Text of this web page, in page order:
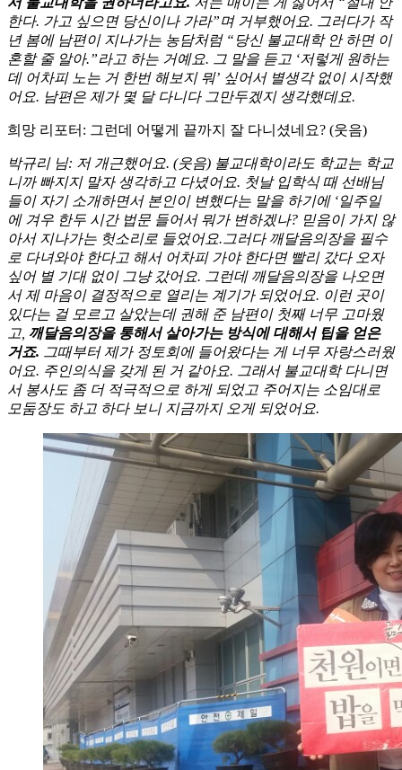
한다. 가고 싶으면 당신이나 가라”며 거부했어요. 그러다가 작
년 봄에 남편이 지나가는 농담처럼 “당신 불교대학 안 하면 이
혼할 줄 알아.”라고 하는 거예요. 그 말을 듣고 ‘저렇게 원하는
데 어차피 노는 거 한번 해보지 뭐’ 싶어서 별생각 없이 시작했
어요. 남편은 제가 몇 달 다니다 그만두겠지 생각했데요.
희망 리포터: 그런데 어떻게 끝까지 잘 다니셨네요? (웃음)
박규리 님: 저 개근했어요. (웃음) 불교대학이라도 학교는 학교
니까 빠지지 말자 생각하고 다녔어요. 첫날 입학식 때 선배님
들이 자기 소개하면서 본인이 변했다는 말을 하기에 ‘일주일
에 겨우 한두 시간 법문 들어서 뭐가 변하겠나? 믿음이 가지 않
아서 지나가는 헛소리로 들었어요.그러다 깨달음의장을 필수
로 다녀와야 한다고 해서 어차피 가야 한다면 빨리 갔다 오자
싶어 별 기대 없이 그냥 갔어요. 그런데 깨달음의장을 나오면
서 제 마음이 결정적으로 열리는 계기가 되었어요. 이런 곳이
있다는 걸 모르고 살았는데 권해 준 남편이 첫째 너무 고마웠
고, 깨달음의장을 통해서 살아가는 방식에 대해서 팁을 얻은
거죠. 그때부터 제가 정토회에 들어왔다는 게 너무 자랑스러웠
어요. 주인의식을 갖게 된 거 같아요. 그래서 불교대학 다니면
서 봉사도 좀 더 적극적으로 하게 되었고 주어지는 소임대로
모둠장도 하고 하다 보니 지금까지 오게 되었어요.